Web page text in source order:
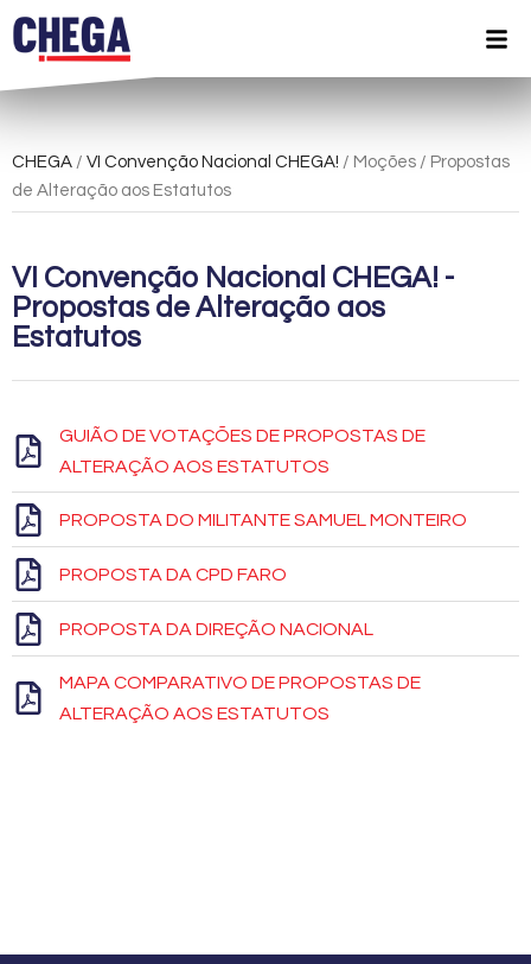
CHEGA / VI Convenção Nacional CHEGA! / Moções / Propostas
de Alteração aos Estatutos
VI Convenção Nacional CHEGA! -
Propostas de Alteração aos
Estatutos
GUIÃO DE VOTAÇÕES DE PROPOSTAS DE
ALTERAÇÃO AOS ESTATUTOS
PROPOSTA DO MILITANTE SAMUEL MONTEIRO
PROPOSTA DA CPD FARO
PROPOSTA DA DIREÇÃO NACIONAL
MAPA COMPARATIVO DE PROPOSTAS DE
ALTERAÇÃO AOS ESTATUTOS